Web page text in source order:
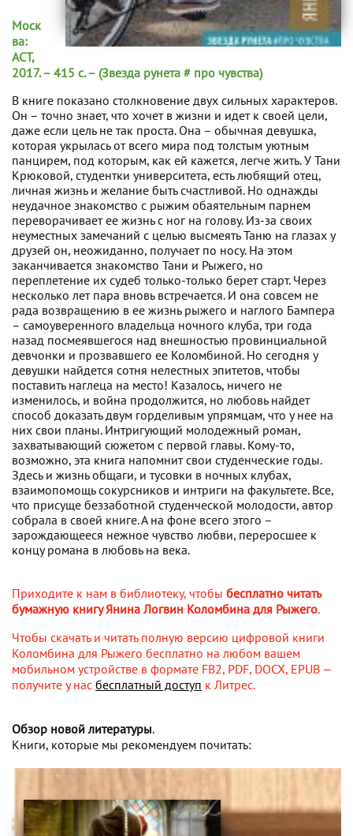
Моск
ва:
АСТ,
2017. – 415 с. – (Звезда рунета # про чувства)
В книге показано столкновение двух сильных характеров.
Он – точно знает, что хочет в жизни и идет к своей цели,
даже если цель не так проста. Она – обычная девушка,
которая укрылась от всего мира под толстым уютным
панцирем, под которым, как ей кажется, легче жить. У Тани
Крюковой, студентки университета, есть любящий отец,
личная жизнь и желание быть счастливой. Но однажды
неудачное знакомство с рыжим обаятельным парнем
переворачивает ее жизнь с ног на голову. Из-за своих
неуместных замечаний с целью высмеять Таню на глазах у
друзей он, неожиданно, получает по носу. На этом
заканчивается знакомство Тани и Рыжего, но
переплетение их судеб только-только берет старт. Через
несколько лет пара вновь встречается. И она совсем не
рада возвращению в ее жизнь рыжего и наглого Бампера
– самоуверенного владельца ночного клуба, три года
назад посмеявшегося над внешностью провинциальной
девчонки и прозвавшего ее Коломбиной. Но сегодня у
девушки найдется сотня нелестных эпитетов, чтобы
поставить наглеца на место! Казалось, ничего не
изменилось, и война продолжится, но любовь найдет
способ доказать двум горделивым упрямцам, что у нее на
них свои планы. Интригующий молодежный роман,
захватывающий сюжетом с первой главы. Кому-то,
возможно, эта книга напомнит свои студенческие годы.
Здесь и жизнь общаги, и тусовки в ночных клубах,
взаимопомощь сокурсников и интриги на факультете. Все,
что присуще беззаботной студенческой молодости, автор
собрала в своей книге. А на фоне всего этого –
зарождающееся нежное чувство любви, переросшее к
концу романа в любовь на века.
Приходите к нам в библиотеку, чтобы бесплатно читать
бумажную книгу Янина Логвин Коломбина для Рыжего.
Чтобы скачать и читать полную версию цифровой книги
Коломбина для Рыжего бесплатно на любом вашем
мобильном устройстве в формате FB2, PDF, DOCX, EPUB —
получите у нас бесплатный доступ к Литрес.
Обзор новой литературы.
Книги, которые мы рекомендуем почитать: